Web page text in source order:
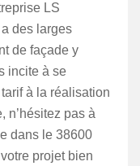
LS
des larges
de façade y
incite à se
à la réalisation
n’hésitez pas à
dans le 38600
projet bien